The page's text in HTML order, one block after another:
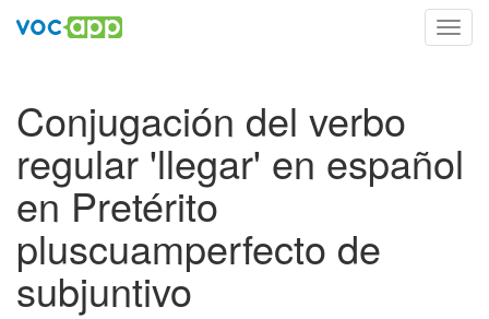
Conjugación del verbo
regular 'llegar' en español
en Pretérito
pluscuamperfecto de
subjuntivo